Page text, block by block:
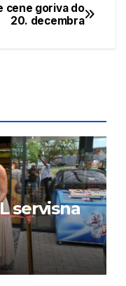
cene goriva do
20. decembra
servisna